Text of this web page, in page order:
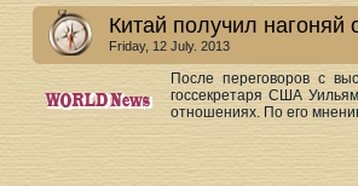
Китай получил
Friday, 12 July. 2013
После переговоров с
госсекретаря США
отношениях. По его